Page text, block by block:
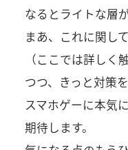
なるとライトな層
まあ、これに関し
（ここでは詳しく
つつ、きっと対策
スマホゲーに本気
期待します。